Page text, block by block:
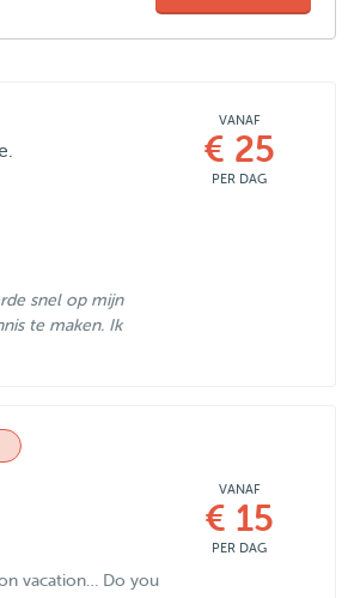
snel op mijn
te maken. Ik
VANAF
€ 25
PER DAG
vacation… Do you
VANAF
€ 15
PER DAG